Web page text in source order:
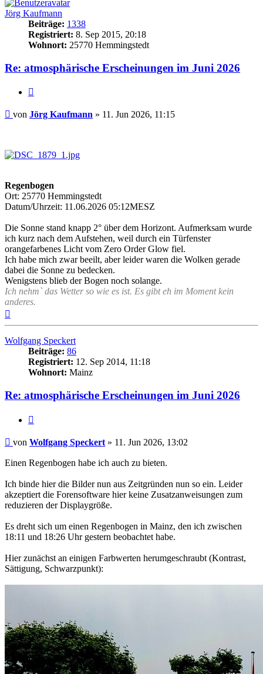
Jörg Kaufmann
Beiträge: 1338
Registriert: 8. Sep 2015, 20:18
Wohnort: 25770 Hemmingstedt
Re: atmosphärische Erscheinungen im Juni 2026
Beitrag
von Jörg Kaufmann » 11. Jun 2026, 11:15
Regenbogen
Ort: 25770 Hemmingstedt
Datum/Uhrzeit: 11.06.2026 05:12MESZ
Die Sonne stand knapp 2° über dem Horizont. Aufmerksam wurde
ich kurz nach dem Aufstehen, weil durch ein Türfenster
orangefarbenes Licht vom Zero Order Glow fiel.
Ich habe mich zwar beeilt, aber leider waren die Wolken gerade
dabei die Sonne zu bedecken.
Wenigstens blieb der Bogen noch solange.
Ich nehm` das Wetter so wie es ist. Es gibt eh im Moment kein
anderes.
oben
Wolfgang Speckert
Beiträge: 86
Registriert: 12. Sep 2014, 11:18
Wohnort: Mainz
Re: atmosphärische Erscheinungen im Juni 2026
Beitrag
von Wolfgang Speckert » 11. Jun 2026, 13:02
Einen Regenbogen habe ich auch zu bieten.
Ich binde hier die Bilder nun aus Zeitgründen nun so ein. Leider
akzeptiert die Forensoftware hier keine Zusatzanweisungen zum
reduzieren der Displaygröße.
Es dreht sich um einen Regenbogen in Mainz, den ich zwischen
18:11 und 18:26 Uhr gestern beobachtet habe.
Hier zunächst an einigen Farbwerten herumgeschraubt (Kontrast,
Sättigung, Schwarzpunkt):